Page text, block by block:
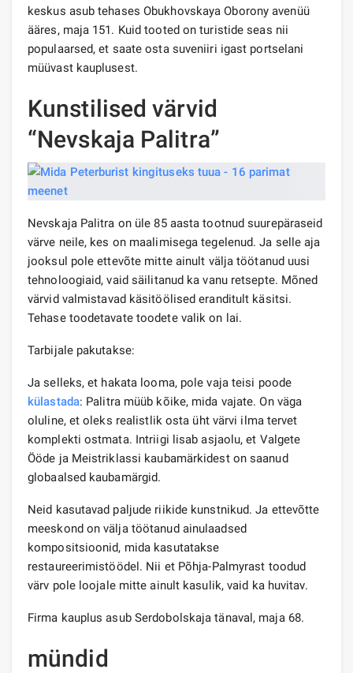
keskus asub tehases Obukhovskaya Oborony avenüü
ääres, maja 151. Kuid tooted on turistide seas nii
populaarsed, et saate osta suveniiri igast portselani
müüvast kauplusest.
Kunstilised värvid
“Nevskaja Palitra”
Nevskaja Palitra on üle 85 aasta tootnud suurepäraseid
värve neile, kes on maalimisega tegelenud. Ja selle aja
jooksul pole ettevõte mitte ainult välja töötanud uusi
tehnoloogiaid, vaid säilitanud ka vanu retsepte. Mõned
värvid valmistavad käsitöölised eranditult käsitsi.
Tehase toodetavate toodete valik on lai.
Tarbijale pakutakse:
Ja selleks, et hakata looma, pole vaja teisi poode
külastada: Palitra müüb kõike, mida vajate. On väga
oluline, et oleks realistlik osta üht värvi ilma tervet
komplekti ostmata. Intriigi lisab asjaolu, et Valgete
Ööde ja Meistriklassi kaubamärkidest on saanud
globaalsed kaubamärgid.
Neid kasutavad paljude riikide kunstnikud. Ja ettevõtte
meeskond on välja töötanud ainulaadsed
kompositsioonid, mida kasutatakse
restaureerimistöödel. Nii et Põhja-Palmyrast toodud
värv pole loojale mitte ainult kasulik, vaid ka huvitav.
Firma kauplus asub Serdobolskaja tänaval, maja 68.
mündid